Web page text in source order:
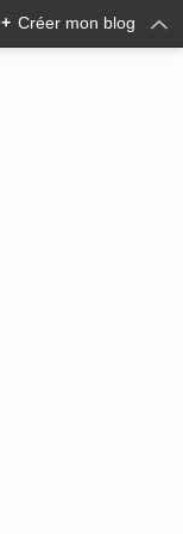
+ Créer mon blog